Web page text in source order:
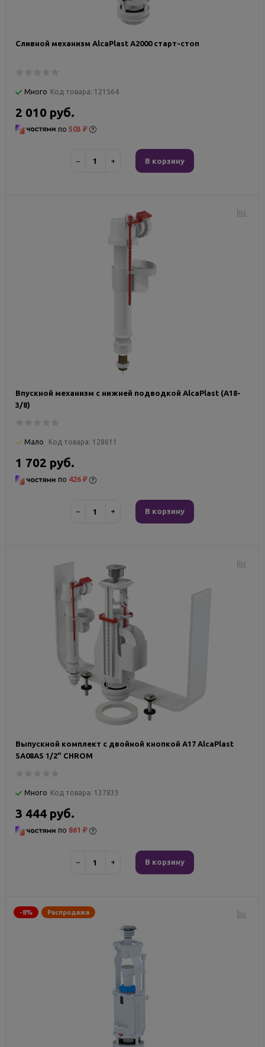
Сливной механизм AlcaPlast A2000 старт-стоп
Много Код товара: 121564
2 010 руб.
по 503 ₽
− + В корзину
Впускной механизм с нижней подводкой AlcaPlast (A18-
3/8)
Мало Код товара: 128611
1 702 руб.
по 426 ₽
− + В корзину
Выпускной комплект с двойной кнопкой A17 AlcaPlast
SA08AS 1/2" CHROM
Много Код товара: 137833
3 444 руб.
по 861 ₽
− + В корзину
-8% Распродажа